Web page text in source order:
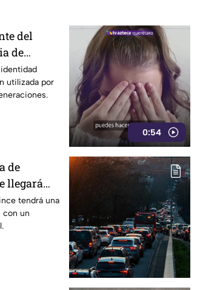
del
de
utilizada por
0:54
de
llegará
tendrá una
con un